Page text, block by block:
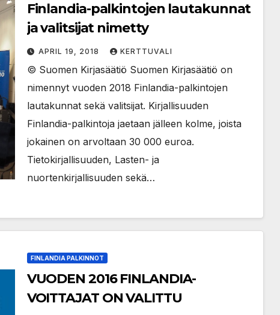
Finlandia-palkintojen lautakunnat
ja valitsijat nimetty
APRIL 19, 2018 KERTTUVALI
© Suomen Kirjasäätiö Suomen Kirjasäätiö on
nimennyt vuoden 2018 Finlandia-palkintojen
lautakunnat sekä valitsijat. Kirjallisuuden
Finlandia-palkintoja jaetaan jälleen kolme, joista
jokainen on arvoltaan 30 000 euroa.
Tietokirjallisuuden, Lasten- ja
nuortenkirjallisuuden sekä…
FINLANDIA PALKINNOT
VUODEN 2016 FINLANDIA-
VOITTAJAT ON VALITTU